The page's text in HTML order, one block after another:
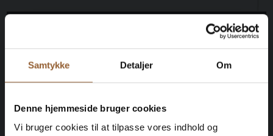
Samtykke Detaljer Om
Denne hjemmeside bruger cookies
Vi bruger cookies til at tilpasse vores indhold og
Platin
699 KR
12 måneders fri adgang til alle vores
museer